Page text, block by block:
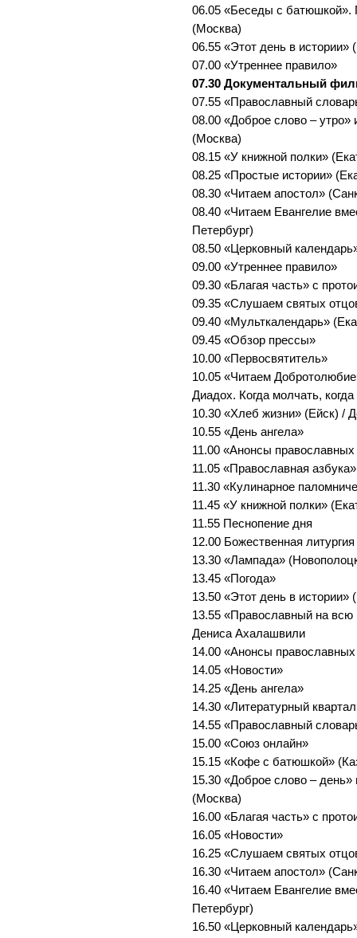
06.05 «Беседы с батюшкой».
(Москва)
06.55 «Этот день в истории»
07.00 «Утреннее правило»
07.30 Документальный
07.55 «Православный
08.00 «Доброе слово –
(Москва)
08.15 «У книжной полки»
08.25 «Простые истории»
08.30 «Читаем апостол»
08.40 «Читаем Евангелие
Петербург)
08.50 «Церковный
09.00 «Утреннее правило»
09.30 «Благая часть» с
09.35 «Слушаем святых
09.40 «Мульткалендарь»
09.45 «Обзор прессы»
10.00 «Первосвятитель»
10.05 «Читаем
Диадох. Когда молчать, когда
10.30 «Хлеб жизни» (Ейск) /
10.55 «День ангела»
11.00 «Анонсы
11.05 «Православная
11.30 «Кулинарное
11.45 «У книжной полки»
11.55 Песнопение дня
12.00 Божественная
13.30 «Лампада»
13.45 «Погода»
13.50 «Этот день в истории»
13.55 «Православный на всю
Дениса Ахалашвили
14.00 «Анонсы
14.05 «Новости»
14.25 «День ангела»
14.30 «Литературный
14.55 «Православный
15.00 «Союз онлайн»
15.15 «Кофе с батюшкой»
15.30 «Доброе слово –
(Москва)
16.00 «Благая часть» с
16.05 «Новости»
16.25 «Слушаем святых
16.30 «Читаем апостол»
16.40 «Читаем Евангелие
Петербург)
16.50 «Церковный